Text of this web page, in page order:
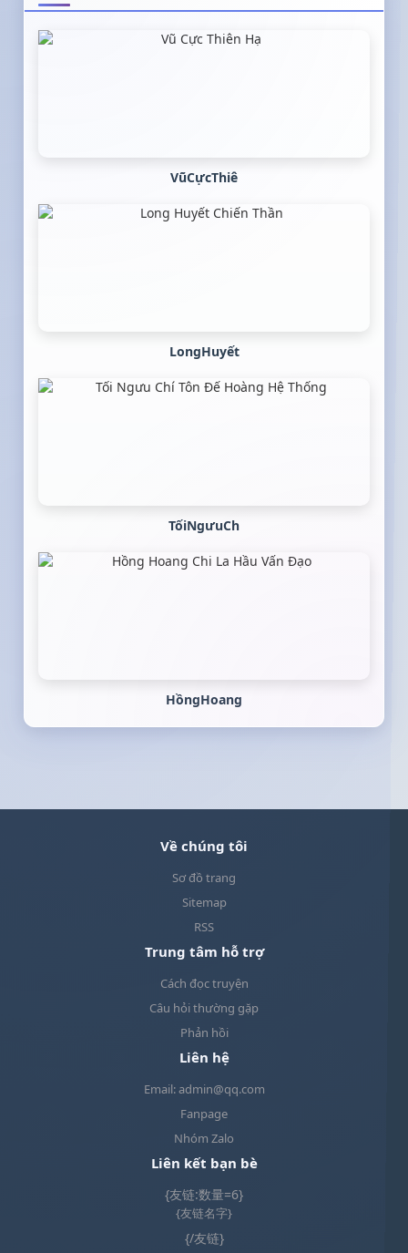
VũCựcThiê
LongHuyết
TốiNgưuCh
HồngHoang
Về chúng tôi
Sơ đồ trang
Sitemap
RSS
Trung tâm hỗ trợ
Cách đọc truyện
Câu hỏi thường gặp
Phản hồi
Liên hệ
Email: admin@qq.com
Fanpage
Nhóm Zalo
Liên kết bạn bè
{友链:数量=6}
{友链名字}
{/友链}